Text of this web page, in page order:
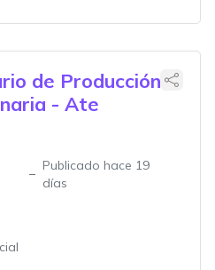
de Producción
- Ate
Publicado hace 19
días